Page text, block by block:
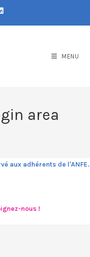
MENU
area
aux adhérents de l'ANFE.
nous !